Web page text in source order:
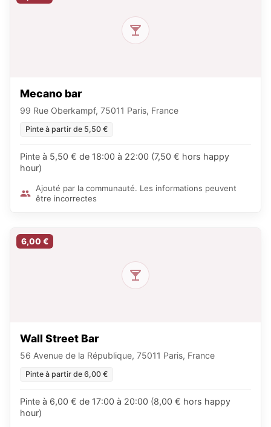
Mecano bar
99 Rue Oberkampf, 75011 Paris, France
Pinte à partir de 5,50 €
Pinte à 5,50 € de 18:00 à 22:00 (7,50 € hors happy
hour)
Ajouté par la communauté. Les informations peuvent
être incorrectes
6,00 €
Wall Street Bar
56 Avenue de la République, 75011 Paris, France
Pinte à partir de 6,00 €
Pinte à 6,00 € de 17:00 à 20:00 (8,00 € hors happy
hour)